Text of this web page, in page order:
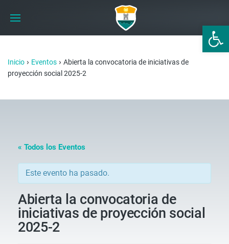
Abrir
Inicio › Eventos › Abierta la convocatoria de iniciativas de
proyección social 2025-2
« Todos los Eventos
Este evento ha pasado.
Abierta la convocatoria de
iniciativas de proyección social
2025-2